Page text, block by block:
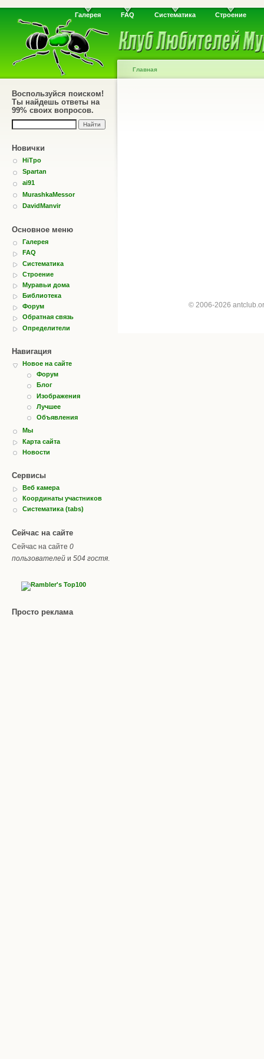
Галерея FAQ Систематика Строение
Воспользуйся поиском!
Ты найдешь ответы на
99% своих вопросов.
Новички
HiTpo
Spartan
ai91
MurashkaMessor
DavidManvir
Основное меню
Галерея
FAQ
Систематика
Строение
Муравьи дома
Библиотека
Форум
Обратная связь
Определители
Навигация
Новое на сайте
Форум
Блог
Изображения
Лучшее
Объявления
Мы
Карта сайта
Новости
Сервисы
Веб камера
Координаты участников
Систематика (tabs)
Сейчас на сайте
Сейчас на сайте 0
пользователей и 504 гостя.
Просто реклама
Главная
© 2006-2026